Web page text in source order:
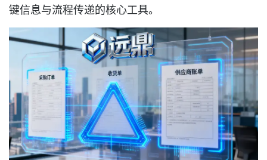
键信息与流程传递的核心工具。